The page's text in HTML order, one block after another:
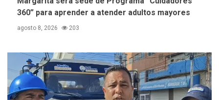
360” para aprender a atender adultos mayores
agosto 8, 2026 203